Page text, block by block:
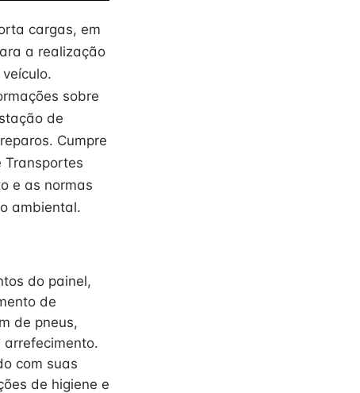
cargas, em
a realização
sobre
de
Cumpre
Transportes
e as normas
ambiental.
do painel,
de
de pneus,
com suas
de higiene e